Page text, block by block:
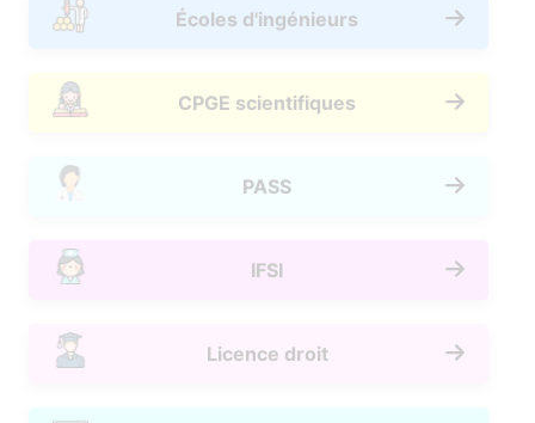
Écoles d'ingénieurs
CPGE scientifiques
PASS
IFSI
Licence droit